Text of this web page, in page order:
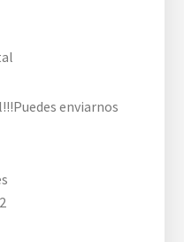
enviarnos